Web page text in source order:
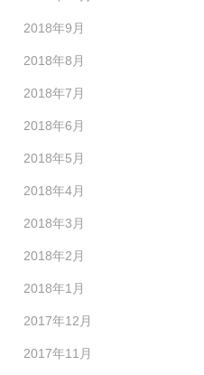
2018年9月
2018年8月
2018年7月
2018年6月
2018年5月
2018年4月
2018年3月
2018年2月
2018年1月
2017年12月
2017年11月